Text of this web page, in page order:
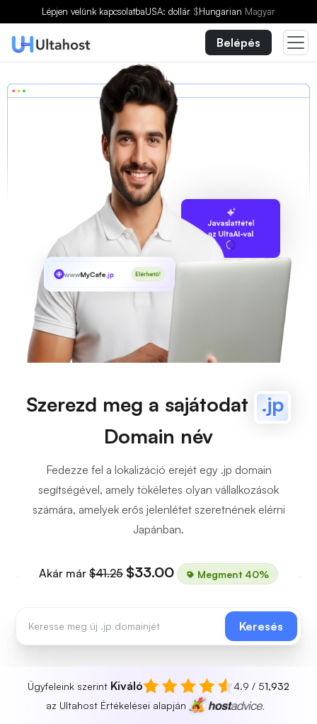
Lépjen velünk kapcsolatbaUSA: dollár $Hungarian Magyar
Belépés
Javaslattétel
az UltaAI-val
wwwMyCafe.jp Elérhető!
Szerezd meg a sajátodat .jp
Domain név
Fedezze fel a lokalizáció erejét egy .jp domain
segítségével, amely tökéletes olyan vállalkozások
számára, amelyek erős jelenlétet szeretnének elérni
Japánban.
Akár már $41.25 $33.00 Megment 40%
Keresés
Ügyfeleink szerint Kiváló 4.9 / 51,932
az Ultahost Értékelései alapján